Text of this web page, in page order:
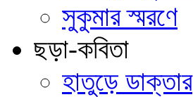
সুকুমার স্মরণে
ছড়া-কবিতা
হাতুড়ে ডাক্তার